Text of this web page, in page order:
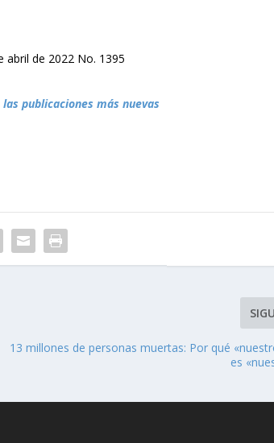
abril de 2022 No. 1395
publicaciones más nuevas
13 millones de personas muertas: Por qué
es